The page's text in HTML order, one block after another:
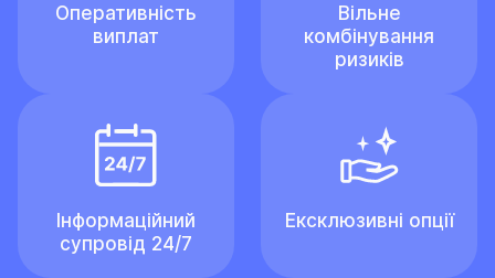
Оперативність
виплат
Вільне
комбінування
ризиків
Інформаційний
супровід 24/7
Ексклюзивні опції